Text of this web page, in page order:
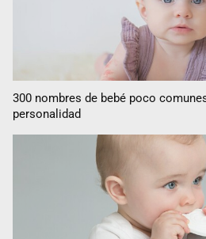
300 nombres de bebé poco
personalidad